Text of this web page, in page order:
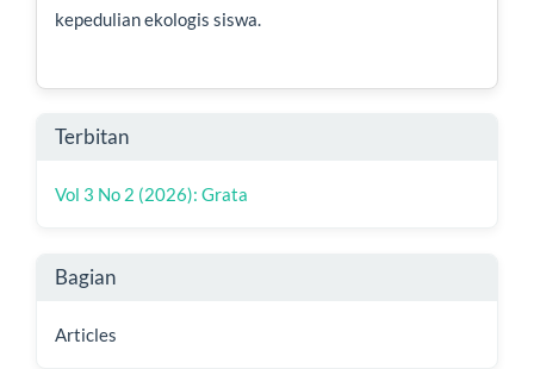
kepedulian ekologis siswa.
Rincian
Terbitan
Vol 3 No 2 (2026): Grata
Bagian
Articles